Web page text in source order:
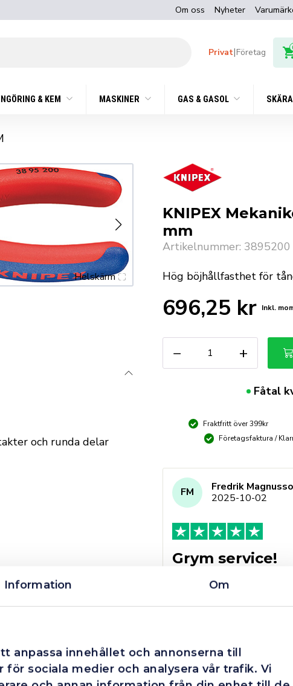
Information Om
anpassa innehållet och annonserna till
sociala medier och analysera vår trafik. Vi
Om oss Nyheter
Privat|Företag
& KEM MASKINER GAS & GASOL
Helskärm
KNIPEX
mm
Artikelnummer: 3895200
Hög böjhållfasthet för
696,25 kr Inkl.
−
Mekanikertång
45°
+
Fåtal
Fraktfritt över 399kr
Företagsfaktura /
FM
Fredrik
2025-10-02
Grym service!
Dom här grabbarna är
Trots en billigare order,
agerade dom blixtsnabbt
förväntan. Hade kontakt
och runda delar